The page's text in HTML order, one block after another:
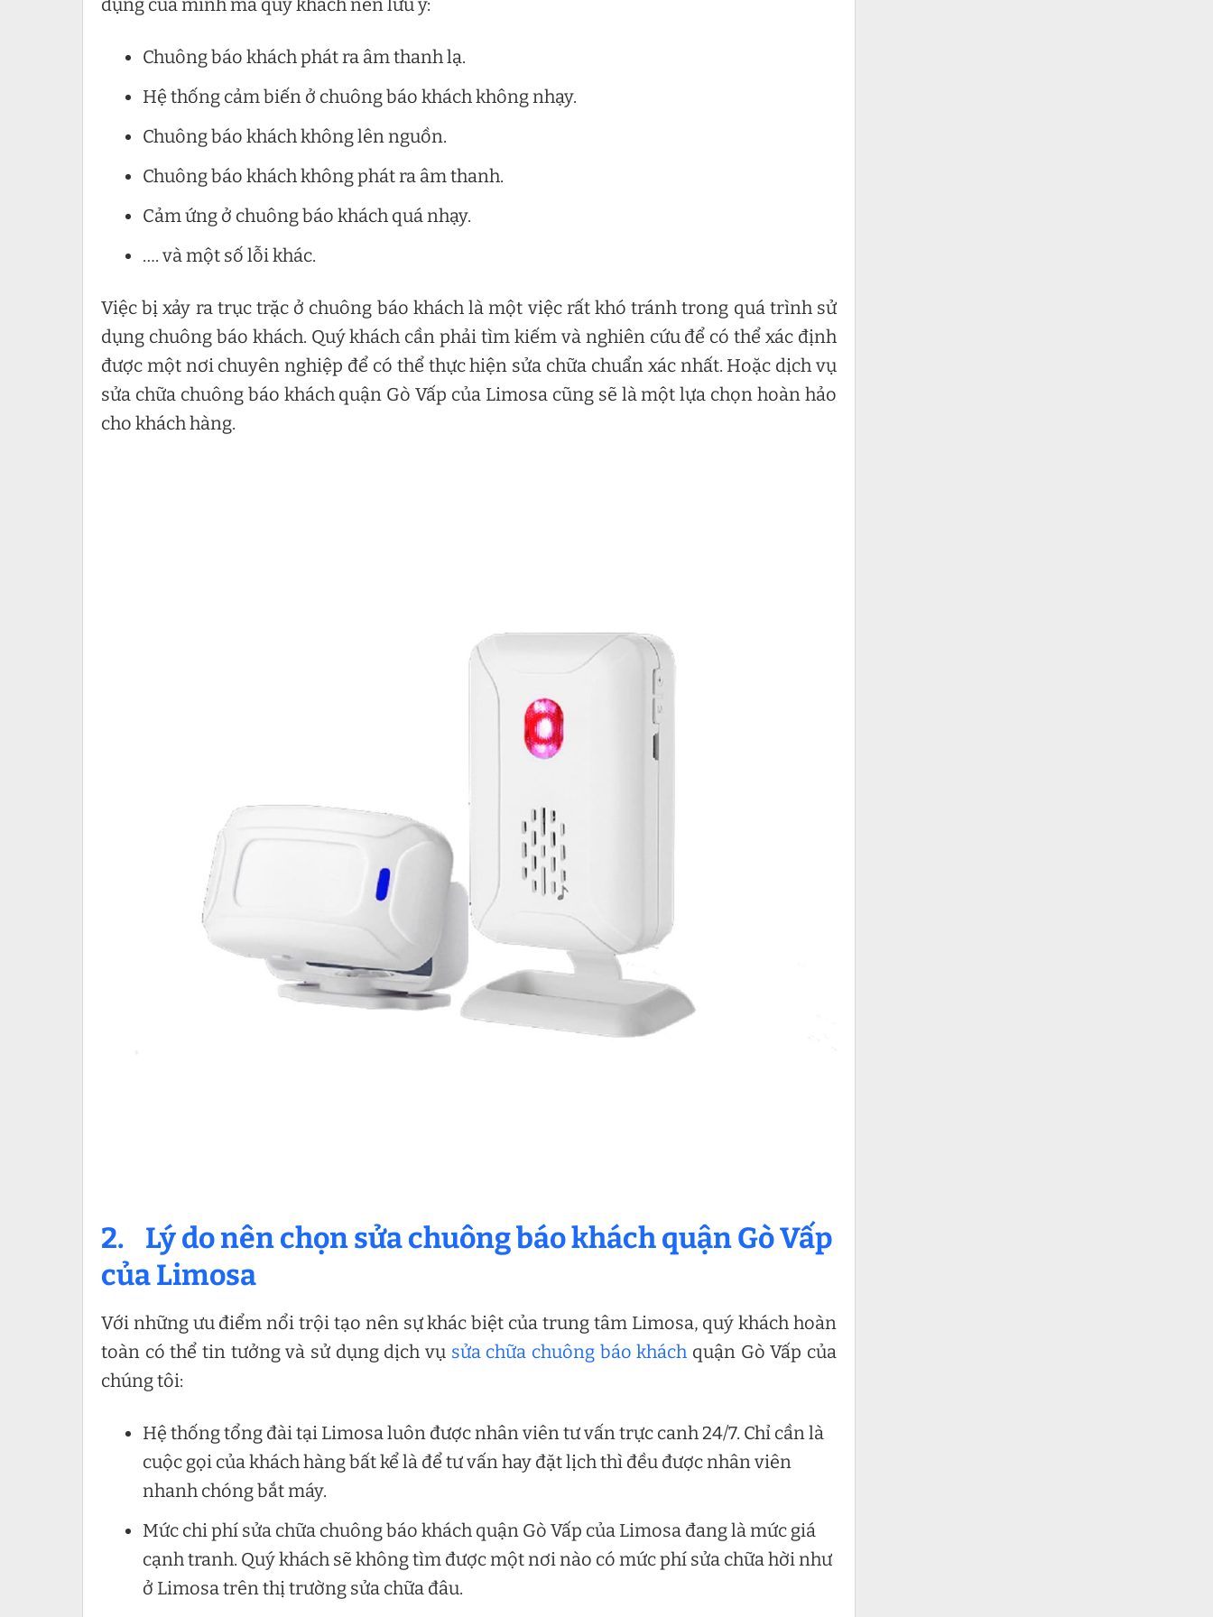
dụng của mình mà quý khách nên lưu ý:
Chuông báo khách phát ra âm thanh lạ.
Hệ thống cảm biến ở chuông báo khách không nhạy.
Chuông báo khách không lên nguồn.
Chuông báo khách không phát ra âm thanh.
Cảm ứng ở chuông báo khách quá nhạy.
…. và một số lỗi khác.
Việc bị xảy ra trục trặc ở chuông báo khách là một việc rất khó tránh trong quá trình sử
dụng chuông báo khách. Quý khách cần phải tìm kiếm và nghiên cứu để có thể xác định
được một nơi chuyên nghiệp để có thể thực hiện sửa chữa chuẩn xác nhất. Hoặc dịch vụ
sửa chữa chuông báo khách quận Gò Vấp của Limosa cũng sẽ là một lựa chọn hoàn hảo
cho khách hàng.
2. Lý do nên chọn sửa chuông báo khách quận Gò Vấp
của Limosa
Với những ưu điểm nổi trội tạo nên sự khác biệt của trung tâm Limosa, quý khách hoàn
toàn có thể tin tưởng và sử dụng dịch vụ sửa chữa chuông báo khách quận Gò Vấp của
chúng tôi:
Hệ thống tổng đài tại Limosa luôn được nhân viên tư vấn trực canh 24/7. Chỉ cần là
cuộc gọi của khách hàng bất kể là để tư vấn hay đặt lịch thì đều được nhân viên
nhanh chóng bắt máy.
Mức chi phí sửa chữa chuông báo khách quận Gò Vấp của Limosa đang là mức giá
cạnh tranh. Quý khách sẽ không tìm được một nơi nào có mức phí sửa chữa hời như
ở Limosa trên thị trường sửa chữa đâu.